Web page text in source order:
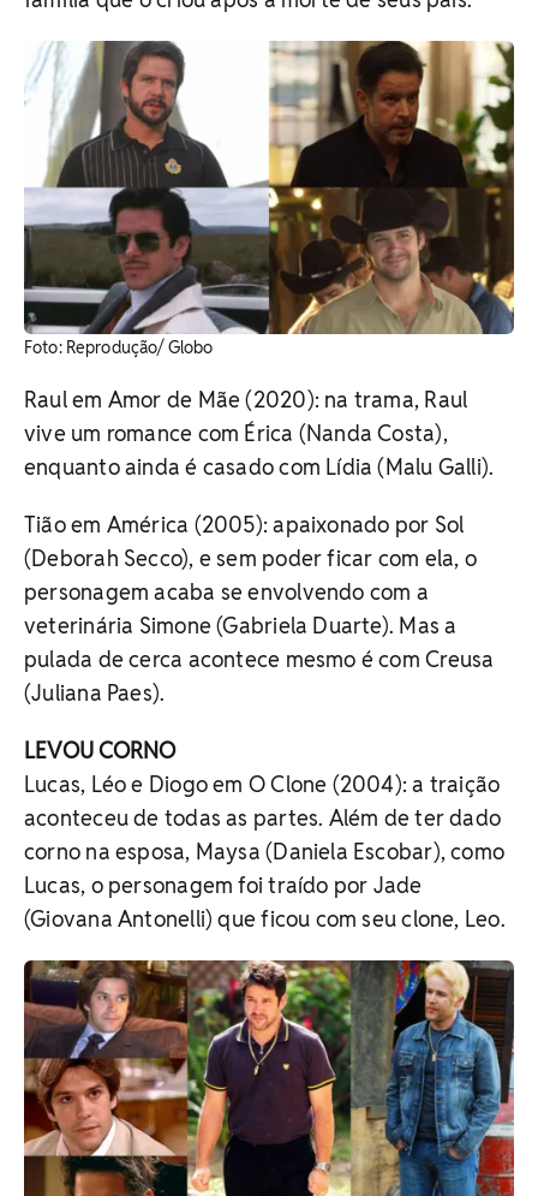
Foto: Reprodução/ Globo
Raul em Amor de Mãe (2020): na trama, Raul
vive um romance com Érica (Nanda Costa),
enquanto ainda é casado com Lídia (Malu Galli).
Tião em América (2005): apaixonado por Sol
(Deborah Secco), e sem poder ficar com ela, o
personagem acaba se envolvendo com a
veterinária Simone (Gabriela Duarte). Mas a
pulada de cerca acontece mesmo é com Creusa
(Juliana Paes).
LEVOU CORNO
Lucas, Léo e Diogo em O Clone (2004): a traição
aconteceu de todas as partes. Além de ter dado
corno na esposa, Maysa (Daniela Escobar), como
Lucas, o personagem foi traído por Jade
(Giovana Antonelli) que ficou com seu clone, Leo.